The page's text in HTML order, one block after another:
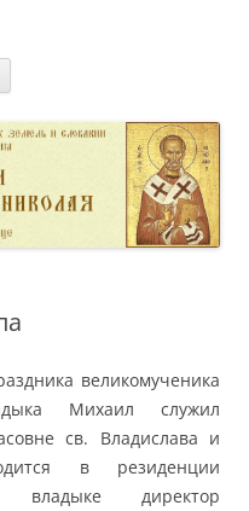
великомученика
Михаил служил
св. Владислава и
в резиденции
владыке директор